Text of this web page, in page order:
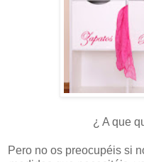
¿ A que
Pero no os preocupéis si